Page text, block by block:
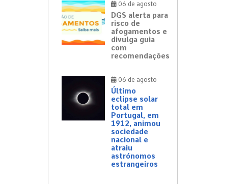
06 de agosto
DGS alerta para
risco de
afogamentos e
divulga guia
com
recomendações
06 de agosto
Último
eclipse solar
total em
Portugal, em
1912, animou
sociedade
nacional e
atraiu
astrónomos
estrangeiros